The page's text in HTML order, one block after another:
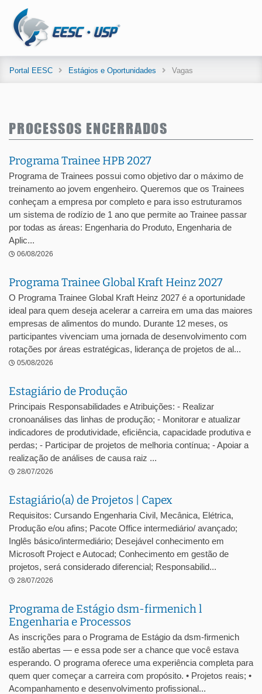
Portal EESC Estágios e Oportunidades Vagas
PROCESSOS ENCERRADOS
Programa Trainee HPB 2027
Programa de Trainees possui como objetivo dar o máximo de
treinamento ao jovem engenheiro. Queremos que os Trainees
conheçam a empresa por completo e para isso estruturamos
um sistema de rodízio de 1 ano que permite ao Trainee passar
por todas as áreas: Engenharia do Produto, Engenharia de
Aplic...
06/08/2026
Programa Trainee Global Kraft Heinz 2027
O Programa Trainee Global Kraft Heinz 2027 é a oportunidade
ideal para quem deseja acelerar a carreira em uma das maiores
empresas de alimentos do mundo. Durante 12 meses, os
participantes vivenciam uma jornada de desenvolvimento com
rotações por áreas estratégicas, liderança de projetos de al...
05/08/2026
Estagiário de Produção
Principais Responsabilidades e Atribuições: - Realizar
cronoanálises das linhas de produção; - Monitorar e atualizar
indicadores de produtividade, eficiência, capacidade produtiva e
perdas; - Participar de projetos de melhoria contínua; - Apoiar a
realização de análises de causa raiz ...
28/07/2026
Estagiário(a) de Projetos | Capex
Requisitos: Cursando Engenharia Civil, Mecânica, Elétrica,
Produção e/ou afins; Pacote Office intermediário/ avançado;
Inglês básico/intermediário; Desejável conhecimento em
Microsoft Project e Autocad; Conhecimento em gestão de
projetos, será considerado diferencial; Responsabilid...
28/07/2026
Programa de Estágio dsm-firmenich l
Engenharia e Processos
As inscrições para o Programa de Estágio da dsm-firmenich
estão abertas — e essa pode ser a chance que você estava
esperando. O programa oferece uma experiência completa para
quem quer começar a carreira com propósito. • Projetos reais; •
Acompanhamento e desenvolvimento profissional...